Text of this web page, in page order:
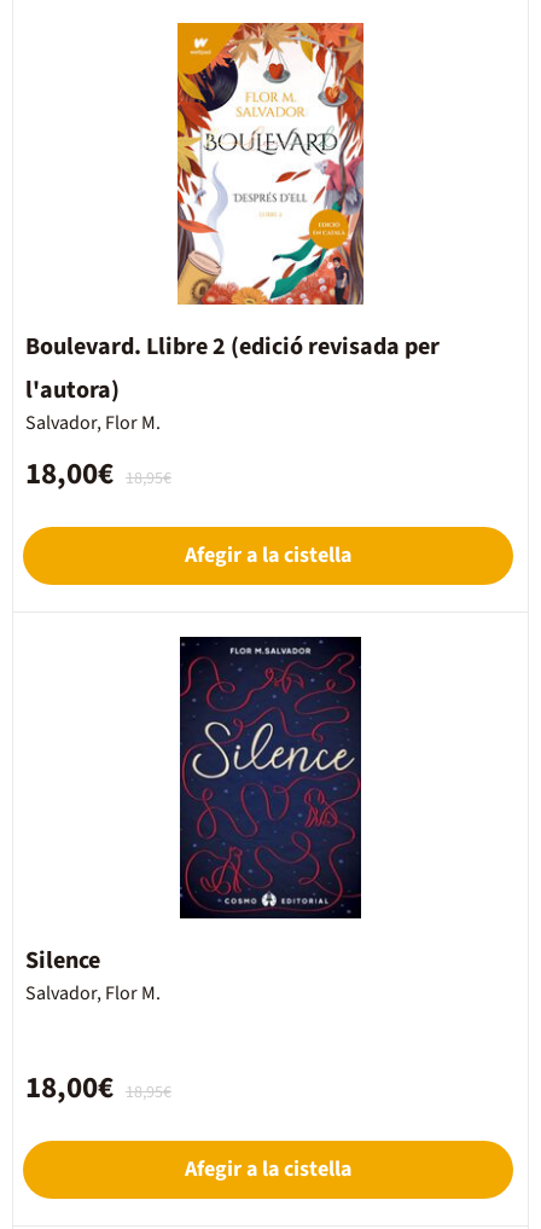
Boulevard. Llibre 2 (edició revisada per
l'autora)
Salvador, Flor M.
18,95€
18,00€
Afegir a la cistella
Silence
Salvador, Flor M.
18,95€
18,00€
Afegir a la cistella